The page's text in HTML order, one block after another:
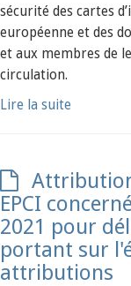
sécurité des cartes
européenne et des
et aux membres de
circulation.
Lire la suite
EPCI
2021 pour
portant sur
attributions